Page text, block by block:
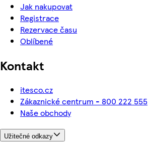
Jak nakupovat
Registrace
Rezervace času
Oblíbené
Kontakt
itesco.cz
Zákaznické centrum - 800 222 555
Naše obchody
Užitečné odkazy